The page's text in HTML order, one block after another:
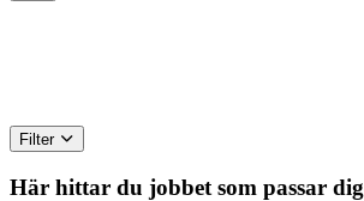
Filter
Här hittar du jobbet som passar dig